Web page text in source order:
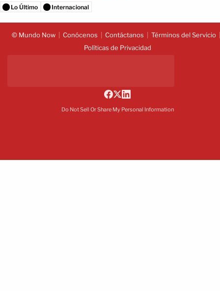
Lo Último Internacional
© Mundo Now Conócenos Contáctanos
Términos del Servicio
Políticas de Privacidad
Do Not Sell Or Share My Personal Information